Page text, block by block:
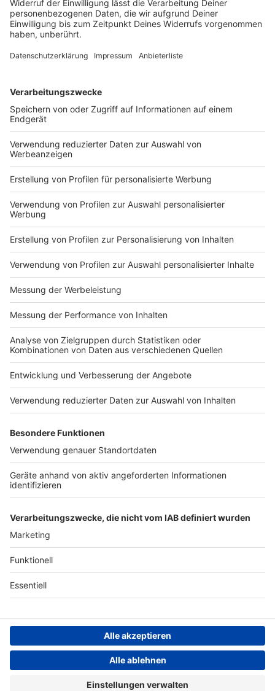
Auf der B470 kommt es zu einem schweren
Verkehrsunfall mit zwei Fahrzeugen. Offenbar war
DEINE GEMERKTEN ARTIKEL
Du hast dir noch keine Artikel gemerkt
Markiere sie hierfür mit einem
Impressum
Nutzungsbedingungen
Jobs
Presse
Werben
Archiv
ANTENNE BAYERN GROUP
Stiftung ANTENNE BAYERN
hilft
Teilnahmebedingungen
Grounding Page ANTENNE
BAYERN
Kontakt
Studio-Hotline
Verkehrs-Hotline
Datenschutz­erklärung
einstellungen
Persönliche Datenkontrolle
Newsletter
ANTENNE BAYERN Live